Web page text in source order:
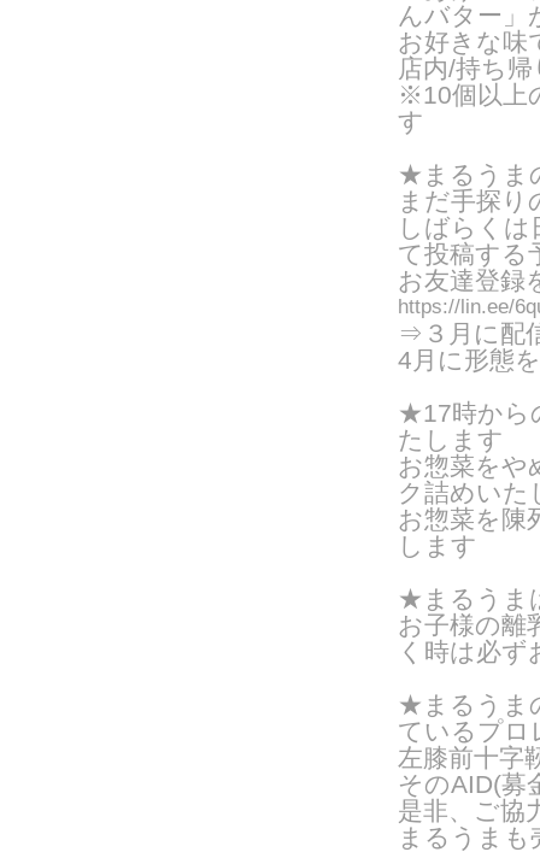
んバター」
お好きな味
店内/持ち
※10個以上
す
★まるうま
まだ手探り
しばらくは
て投稿する
お友達登録
https://lin.ee/
⇒３月に配
4月に形態
★17時から
たします
お惣菜をや
ク詰めいた
お惣菜を陳
します
★まるうま
お子様の離
く時は 必ず
★まるうま
ているプロ
左膝前十字
そのAID(募
是非、ご協
まるうまも